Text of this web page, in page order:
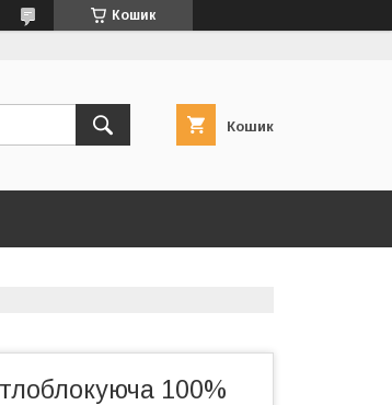
Кошик
Кошик
100%